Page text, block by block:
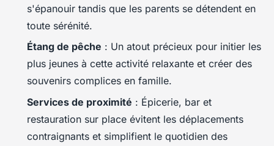
s'épanouir tandis que les parents se détendent en
toute sérénité.
Étang de pêche : Un atout précieux pour initier les
plus jeunes à cette activité relaxante et créer des
souvenirs complices en famille.
Services de proximité : Épicerie, bar et
restauration sur place évitent les déplacements
contraignants et simplifient le quotidien des